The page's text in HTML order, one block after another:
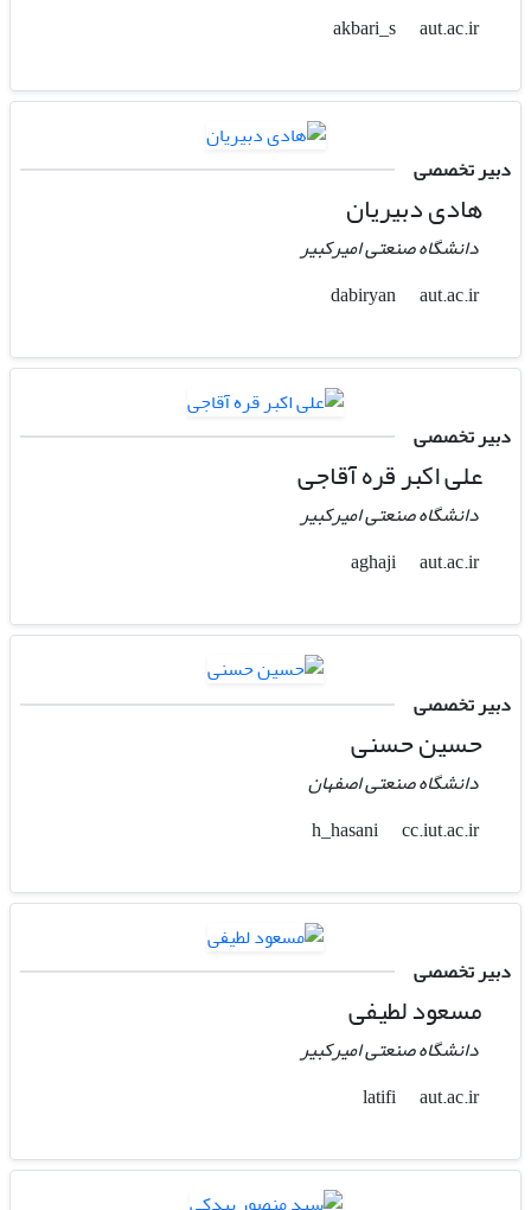
akbari_s
aut.ac.ir
دبیر تخصصی
هادی دبیریان
دانشگاه صنعتی امیرکبیر
dabiryan
aut.ac.ir
دبیر تخصصی
علی اکبر قره آقاجی
دانشگاه صنعتی امیرکبیر
aghaji
aut.ac.ir
دبیر تخصصی
حسین حسنی
دانشگاه صنعتی اصفهان
h_hasani
cc.iut.ac.ir
دبیر تخصصی
مسعود لطیفی
دانشگاه صنعتی امیرکبیر
latifi
aut.ac.ir